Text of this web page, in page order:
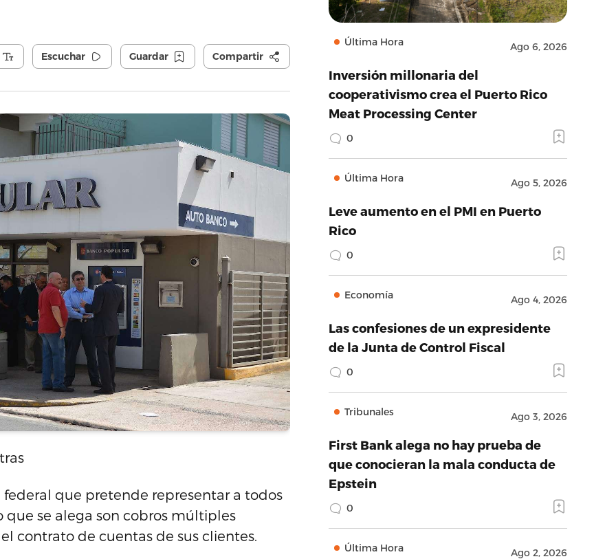
Escuchar Guardar Compartir
que pretende representar a todos
que se alega son cobros múltiples
contrato de cuentas de sus clientes.
Última Hora Ago 6, 2026
Inversión millonaria del
cooperativismo crea el Puerto Rico
Meat Processing Center
0
Última Hora Ago 5, 2026
Leve aumento en el PMI en Puerto
Rico
0
Economía Ago 4, 2026
Las confesiones de un expresidente
de la Junta de Control Fiscal
0
Tribunales Ago 3, 2026
First Bank alega no hay prueba de
que conocieran la mala conducta de
Epstein
0
Última Hora Ago 2, 2026